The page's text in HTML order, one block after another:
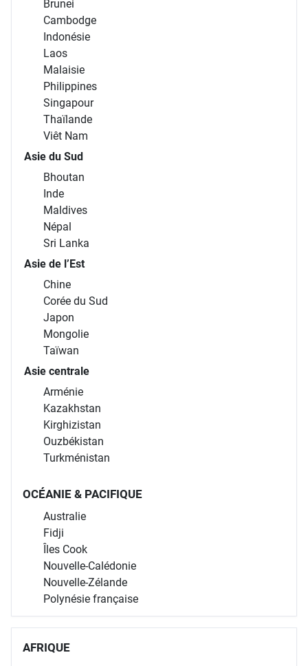
Brunei
Cambodge
Indonésie
Laos
Malaisie
Philippines
Singapour
Thaïlande
Viêt Nam
Asie du Sud
Bhoutan
Inde
Maldives
Népal
Sri Lanka
Asie de l’Est
Chine
Corée du Sud
Japon
Mongolie
Taïwan
Asie centrale
Arménie
Kazakhstan
Kirghizistan
Ouzbékistan
Turkménistan
OCÉANIE & PACIFIQUE
Australie
Fidji
Îles Cook
Nouvelle-Calédonie
Nouvelle-Zélande
Polynésie française
AFRIQUE